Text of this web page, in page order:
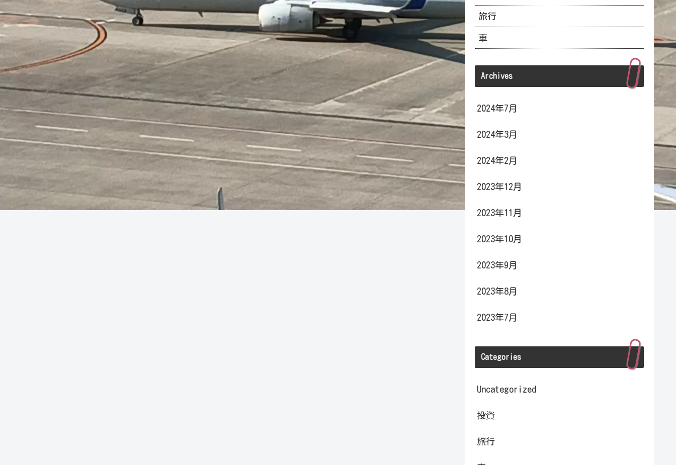
旅行
車
Archives
2024年7月
2024年3月
2024年2月
2023年12月
2023年11月
2023年10月
2023年9月
2023年8月
2023年7月
Categories
Uncategorized
投資
旅行